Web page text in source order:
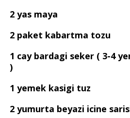
2 yas maya
2 paket kabartma tozu
1 cay bardagi seker ( 3-4
)
1 yemek kasigi tuz
2 yumurta beyazi icine